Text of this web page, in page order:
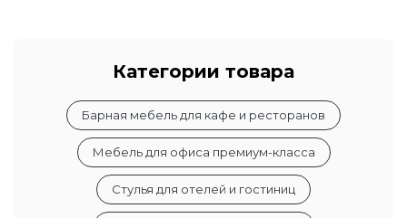
Категории товара
Барная мебель для кафе и ресторанов
Мебель для офиса премиум-класса
Стулья для отелей и гостиниц